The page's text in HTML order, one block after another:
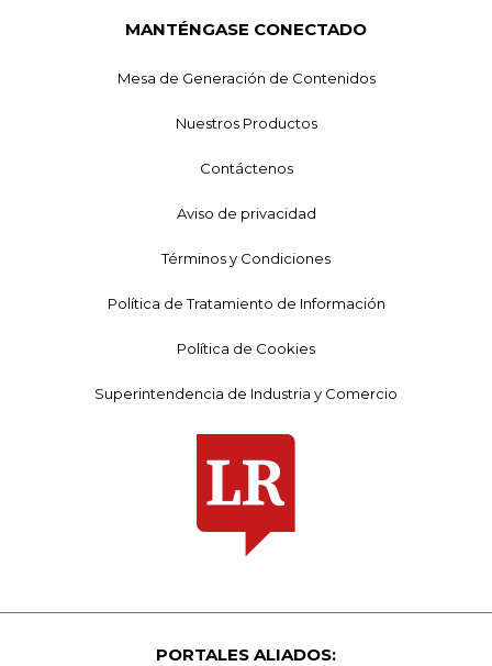
MANTÉNGASE CONECTADO
Mesa de Generación de Contenidos
Nuestros Productos
Contáctenos
Aviso de privacidad
Términos y Condiciones
Política de Tratamiento de Información
Política de Cookies
Superintendencia de Industria y Comercio
PORTALES ALIADOS: